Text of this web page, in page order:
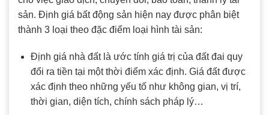
sản. Định giá bất động sản hiện nay được phân biệt
thành 3 loại theo đặc điểm loại hình tài sản:
Định giá nhà đất là ước tính giá trị của đất đai quy
đổi ra tiền tại một thời điểm xác định. Giá đất được
xác định theo những yếu tố như không gian, vị trí,
thời gian, diện tích, chính sách pháp lý…